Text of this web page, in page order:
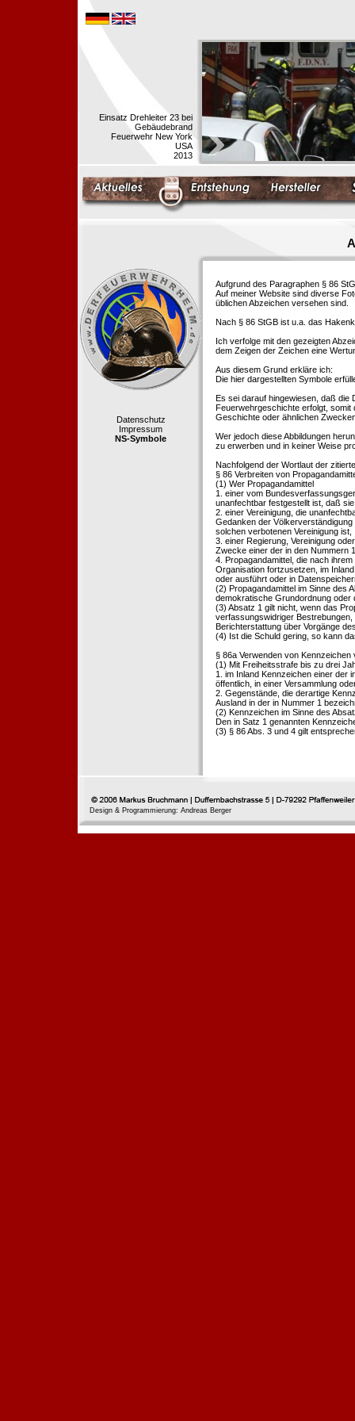
Einsatz Drehleiter 23 bei
Gebäudebrand
Feuerwehr New York
USA
2013
Datenschutz
Impressum
NS-Symbole
Aufgrund des Paragraphen § 86
Auf meiner Website sind diverse
üblichen Abzeichen versehen sind.
Nach § 86 StGB ist u.a. das
Ich verfolge mit den gezeigten
dem Zeigen der Zeichen eine
Aus diesem Grund erkläre ich:
Die hier dargestellten Symbole
Es sei darauf hingewiesen, daß die
Feuerwehrgeschichte erfolgt,
Geschichte oder ähnlichen
Wer jedoch diese Abbildungen
zu erwerben und in keiner Weise
Nachfolgend der Wortlaut der
§ 86 Verbreiten von
(1) Wer Propagandamittel
1. einer vom
unanfechtbar festgestellt ist, daß
2. einer Vereinigung, die
Gedanken der
solchen verbotenen Vereinigung ist,
3. einer Regierung, Vereinigung
Zwecke einer der in den Nummern
4. Propagandamittel, die nach
Organisation fortzusetzen, im
oder ausführt oder in
(2) Propagandamittel im Sinne des
demokratische Grundordnung oder
(3) Absatz 1 gilt nicht, wenn das
verfassungswidriger
Berichterstattung über Vorgänge
(4) Ist die Schuld gering, so kann
§ 86a Verwenden von
(1) Mit Freiheitsstrafe bis zu drei
1. im Inland Kennzeichen einer der
öffentlich, in einer Versammlung
2. Gegenstände, die derartige
Ausland in der in Nummer 1
(2) Kennzeichen im Sinne des
Den in Satz 1 genannten
(3) § 86 Abs. 3 und 4 gilt
Design & Programmierung: Andreas Berger